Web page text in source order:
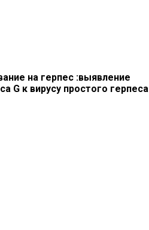
на герпес :выявление
G к вирусу простого герпеса